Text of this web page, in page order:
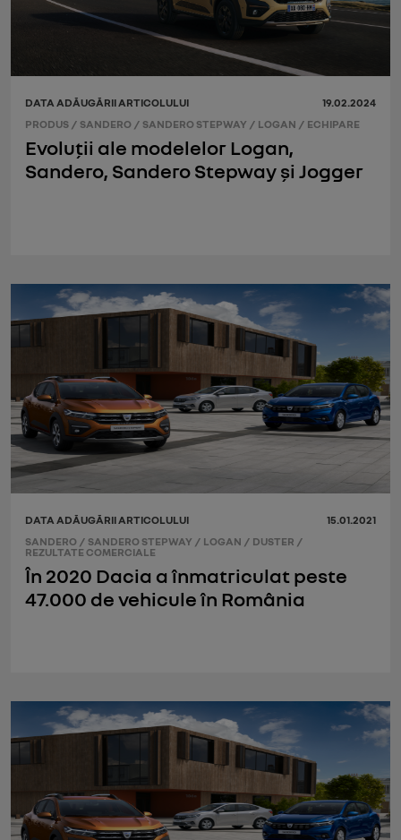
DATA ADĂUGĂRII ARTICOLULUI
19.02.2024
PRODUS / SANDERO / SANDERO STEPWAY / LOGAN / ECHIPARE
Evoluții ale modelelor Logan,
Sandero, Sandero Stepway și Jogger
DATA ADĂUGĂRII ARTICOLULUI
15.01.2021
SANDERO / SANDERO STEPWAY / LOGAN / DUSTER /
REZULTATE COMERCIALE
În 2020 Dacia a înmatriculat peste
47.000 de vehicule în România